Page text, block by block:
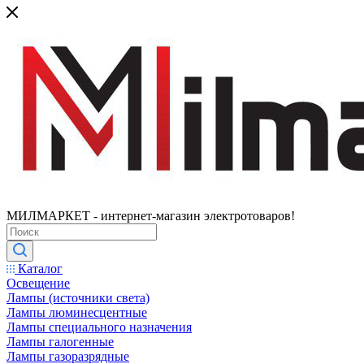
МИЛМАРКЕТ - интернет-магазин электротоваров!
Каталог
Освещение
Лампы (источники света)
Лампы люминесцентные
Лампы специального назначения
Лампы галогенные
Лампы газоразрядные